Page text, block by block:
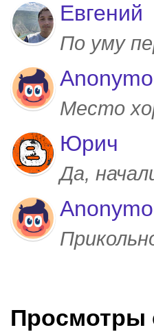
Евгений
По уму
Место
Юрич
Да,
Просмотры